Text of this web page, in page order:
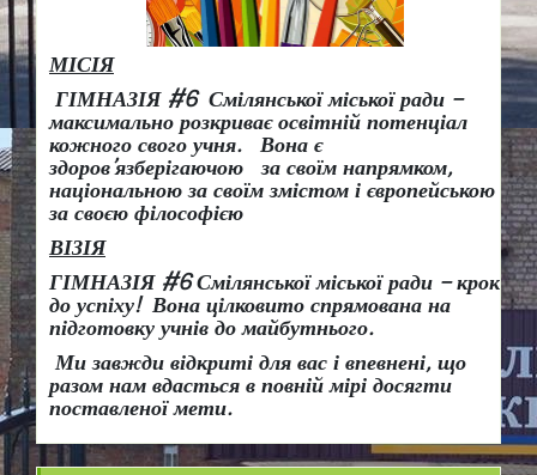
МІСІЯ
ГІМНАЗІЯ #6 Смілянської міської ради –
максимально розкриває освітній потенціал
кожного свого учня.
Вона є
здоров’язберігаючою за своїм напрямком,
національною за своїм змістом і європейською
за своєю філософією
ВІЗІЯ
ГІМНАЗІЯ #6 Смілянської міської ради – крок
до успіху! Вона цілковито спрямована на
підготовку учнів до майбутнього.
Ми завжди відкриті для вас і впевнені, що
разом нам вдасться в повній мірі досягти
поставленої мети.